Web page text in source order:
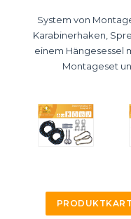
System von
Karabinerhaken,
einem Hängesessel
Montageset